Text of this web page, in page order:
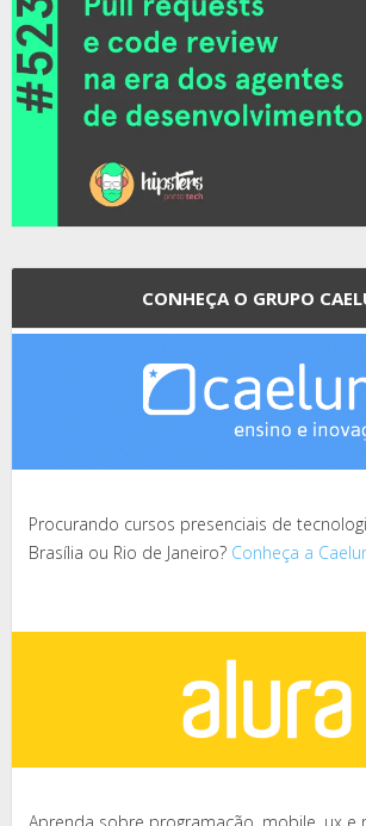
CONHEÇA O GRUPO
Procurando cursos presenciais de
Brasília ou Rio de Janeiro? Conheça a